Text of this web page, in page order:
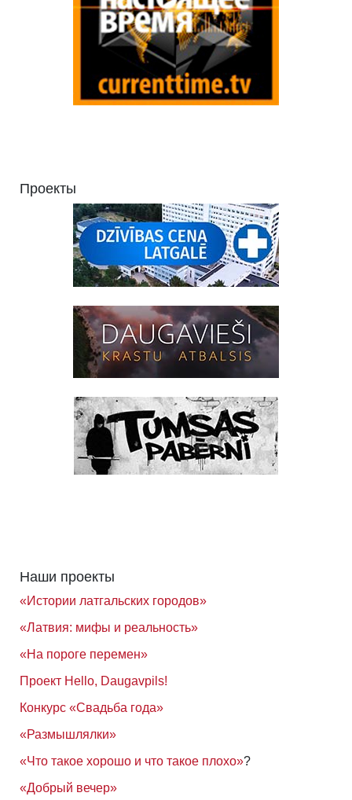
Проекты
Наши проекты
«Истории латгальских городов»
«Латвия: мифы и реальность»
«На пороге перемен»
Проект Hello, Daugavpils!
Конкурс «Свадьба года»
«Размышлялки»
«Что такое хорошо и что такое плохо»?
«Добрый вечер»